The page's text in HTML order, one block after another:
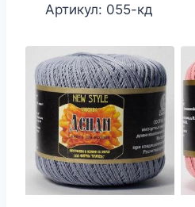
Артикул: 055-кд